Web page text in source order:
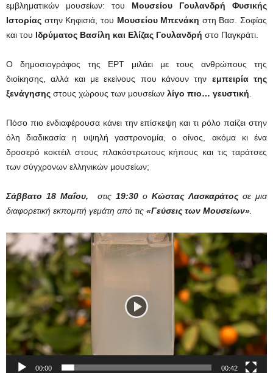
εμβληματικών μουσείων: του Μουσείου Γουλανδρή Φυσικής
Ιστορίας στην Κηφισιά, του Μουσείου Μπενάκη στη Βασ. Σοφίας
και του Ιδρύματος Βασίλη και Ελίζας Γουλανδρή στο Παγκράτι.
Ο δημοσιογράφος της ΕΡΤ μιλάει με τους ανθρώπους της
διοίκησης, αλλά και με εκείνους που κάνουν την εμπειρία της
ξενάγησης στους χώρους των μουσείων λίγο πιο… γευστική
Πόσο πιο ενδιαφέρουσα κάνει την επίσκεψη και τι ρόλο παίζει στην
όλη διαδικασία η υψηλή γαστρονομία, ο οίνος, ακόμα κι ένα
δροσερό κοκτέιλ στους πλακόστρωτους κήπους και τις ταράτσες
των σύγχρονων ελληνικών μουσείων;
Σάββατο 18 Μαΐου, στις19:30 οΚώστας Λασκαράτος σε μια
διαφορετική εκπομπή γεμάτη από τις «Γεύσεις των Μουσείων»
Πρόγραμμα
Αναπαραγωγής
Βίντεο
00:00 00:42